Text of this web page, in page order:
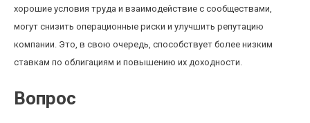
хорошие условия труда и взаимодействие с сообществами,
могут снизить операционные риски и улучшить репутацию
компании. Это, в свою очередь, способствует более низким
ставкам по облигациям и повышению их доходности.
Вопрос